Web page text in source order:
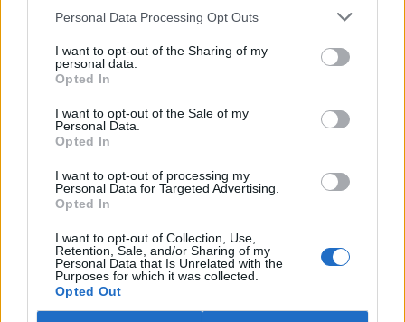
Personal Data Processing Opt Outs
I want to opt-out of the Sharing of my
personal data.
Opted In
I want to opt-out of the Sale of my
Personal Data.
Opted In
I want to opt-out of processing my
Personal Data for Targeted Advertising.
Opted In
I want to opt-out of Collection, Use,
Retention, Sale, and/or Sharing of my
Personal Data that Is Unrelated with the
Purposes for which it was collected.
Opted Out
Island vyhostí aktivisty bojující proti lovu velryb,
pronásledovali velrybáře
5.8.2026 19:54 (ČTK)
Islandské úřady nařídily
poté, co minulý týden
pobřežní stráž s policií zabavily
jejich loď, která pronásledovala velrybářské plavidlo. Pasažéři lodi
Watsona jsou od té doby zadržováni v Reykjavíku. Sám Watson na
palubě nebyl. Píše o tom agentura AFP s odvoláním na islandskou
Záchranná stanice v Praze přijímá kvůli vedrům více
volně žijících zvířat
5.8.2026 17:40 | PRAHA (
Kvůli vysokým letním